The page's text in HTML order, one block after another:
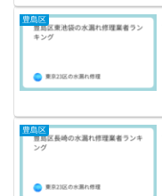
豊島区
豊島区